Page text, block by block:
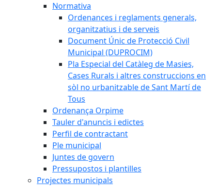
Normativa
Ordenances i reglaments generals,
organitzatius i de serveis
Document Únic de Protecció Civil
Municipal (DUPROCIM)
Pla Especial del Catàleg de Masies,
Cases Rurals i altres construccions en
sòl no urbanitzable de Sant Martí de
Tous
Ordenança Orpime
Tauler d'anuncis i edictes
Perfil de contractant
Ple municipal
Juntes de govern
Pressupostos i plantilles
Projectes municipals